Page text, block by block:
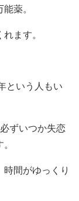
薬。
ます。
という人もい
ずいつか失恋
間がゆっくり